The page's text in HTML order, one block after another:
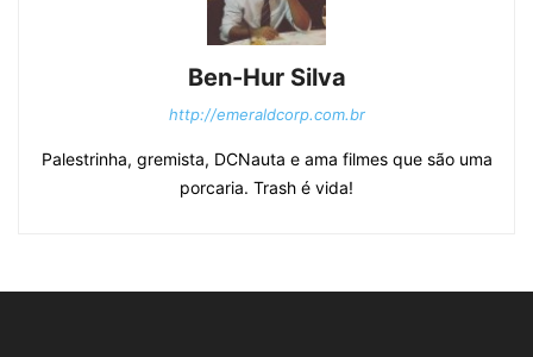
Ben-Hur Silva
http://emeraldcorp.com.br
Palestrinha, gremista, DCNauta e ama filmes que são uma
porcaria. Trash é vida!